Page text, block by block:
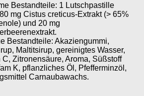
Bestandteile: 1 Lutschpastille
mg Cistus creticus-Extrakt (> 65%
und 20 mg
Bestandteile: Akaziengummi,
Maltitsirup, gereinigtes Wasser,
C, Zitronensäure, Aroma, Süßstoff
K, pflanzliches Öl, Pfefferminzöl,
Carnaubawachs.